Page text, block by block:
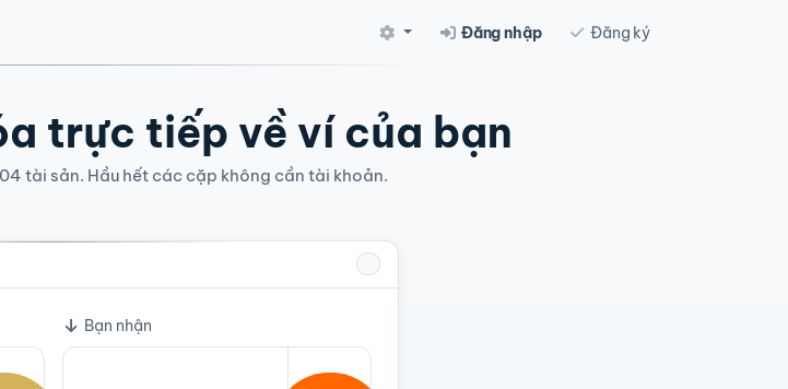
Đăng nhập Đăng ký
trực tiếp về ví của bạn
tài sản. Hầu hết các cặp không cần tài khoản.
Bạn nhận